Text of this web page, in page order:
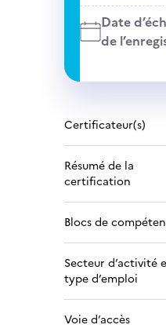
Date
de
Certificateur(s)
Résumé de la
certification
Blocs de
Secteur d’activité
type d’emploi
Voie d’accès